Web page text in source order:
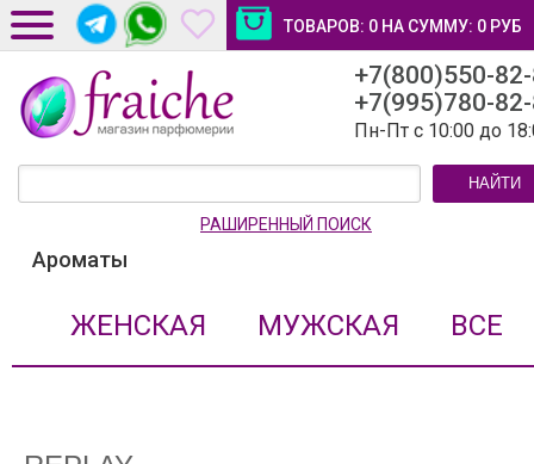
ТОВАРОВ: 0 НА СУММУ: 0 РУБ
ДОСТАВКА И ОПЛАТА
НОВОСТИ И СТАТЬИ
+7(800)550-
+7(995)780-
Пн-Пт с 10:00 до
НАЙТИ
РАШИРЕННЫЙ ПОИСК
Ароматы
ЖЕНСКАЯ МУЖСКАЯ ВСЕ